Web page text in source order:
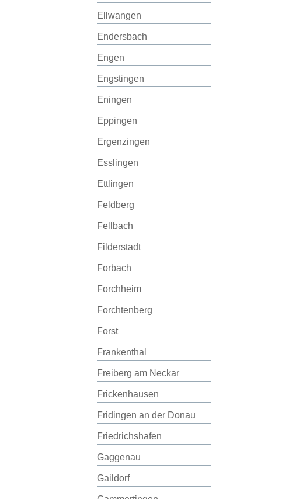
Ellwangen
Endersbach
Engen
Engstingen
Eningen
Eppingen
Ergenzingen
Esslingen
Ettlingen
Feldberg
Fellbach
Filderstadt
Forbach
Forchheim
Forchtenberg
Forst
Frankenthal
Freiberg am Neckar
Frickenhausen
Fridingen an der Donau
Friedrichshafen
Gaggenau
Gaildorf